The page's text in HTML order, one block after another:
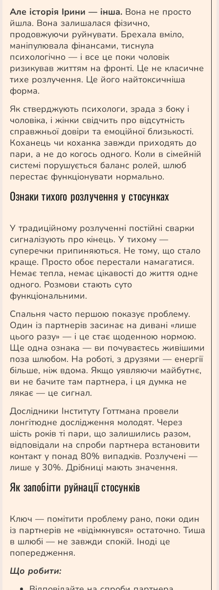
Але історія Ірини — інша. Вона не просто
йшла. Вона залишалася фізично,
продовжуючи руйнувати. Брехала вміло,
маніпулювала фінансами, тиснула
психологічно — і все це поки чоловік
ризикував життям на фронті. Це не класичне
тихе розлучення. Це його найтоксичніша
форма.
Як стверджують психологи, зрада з боку і
чоловіка, і жінки свідчить про відсутність
справжньої довіри та емоційної близькості.
Коханець чи коханка завжди приходять до
пари, а не до когось одного. Коли в сімейній
системі порушується баланс ролей, шлюб
перестає функціонувати нормально.
Ознаки тихого розлучення у стосунках
У традиційному розлученні постійні сварки
сигналізують про кінець. У тихому —
суперечки припиняються. Не тому, що стало
краще. Просто обоє перестали намагатися.
Немає тепла, немає цікавості до життя одне
одного. Розмови стають суто
функціональними.
Спальня часто першою показує проблему.
Один із партнерів засинає на дивані «лише
цього разу» — і це стає щоденною нормою.
Ще одна ознака — ви почуваєтесь живішими
поза шлюбом. На роботі, з друзями — енергії
більше, ніж вдома. Якщо уявляючи майбутнє,
ви не бачите там партнера, і ця думка не
лякає — це сигнал.
Дослідники Інституту Готтмана провели
лонгітюдне дослідження молодят. Через
шість років ті пари, що залишились разом,
відповідали на спроби партнера встановити
контакт у понад 80% випадків. Розлучені —
лише у 30%. Дрібниці мають значення.
Як запобігти руйнації стосунків
Ключ — помітити проблему рано, поки один
із партнерів не «відімкнувся» остаточно. Тиша
в шлюбі — не завжди спокій. Іноді це
попередження.
Що робити: